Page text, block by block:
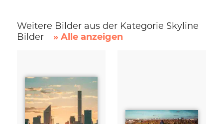
Weitere Bilder aus der Kategorie Skyline
Bilder
» Alle anzeigen